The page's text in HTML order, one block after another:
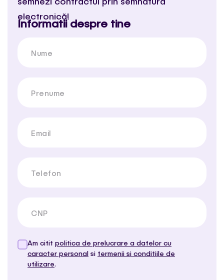
electronică!
Informatii despre tine
Nume
Prenume
Email
Telefon
CNP
Am citit politica de prelucrare a datelor cu
caracter personal si termenii si conditiile de
utilizare.